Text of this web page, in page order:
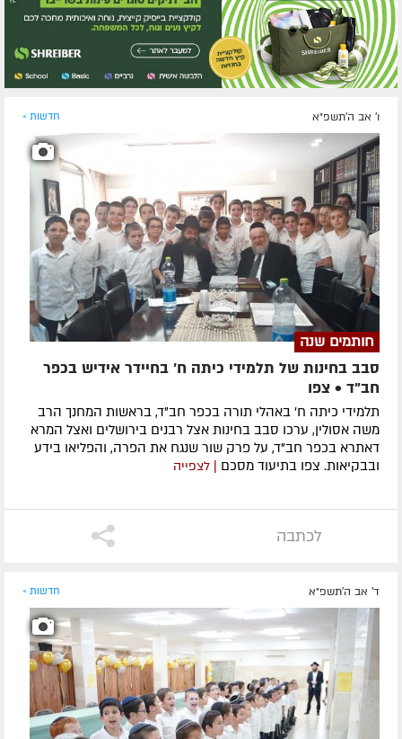
ו' אב ה׳תשפ״א חדשות »
חותמים שנה
סבב בחינות של תלמידי כיתה ח' בחיידר אידיש בכפר
חב"ד • צפו
תלמידי כיתה ח' באהלי תורה בכפר חב"ד, בראשות המחנך הרב
משה אסולין, ערכו סבב בחינות אצל רבנים בירושלים ואצל המרא
דאתרא בכפר חב"ד, על פרק שור שנגח את הפרה, והפליאו בידע
ובבקיאות. צפו בתיעוד מסכם
| לצפייה
לכתבה
ד' אב ה׳תשפ״א חדשות »